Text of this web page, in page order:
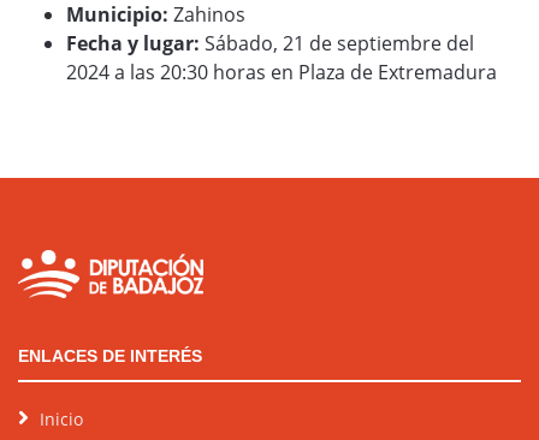
Municipio: Zahinos
Fecha y lugar: Sábado, 21 de septiembre del
2024 a las 20:30 horas en Plaza de Extremadura
ENLACES DE INTERÉS
Inicio